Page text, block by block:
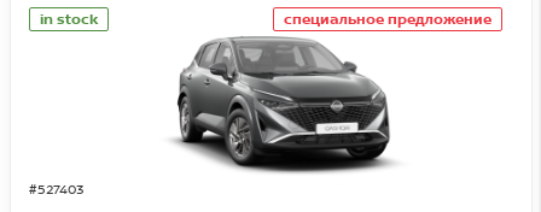
in stock специальное предложение
#527403